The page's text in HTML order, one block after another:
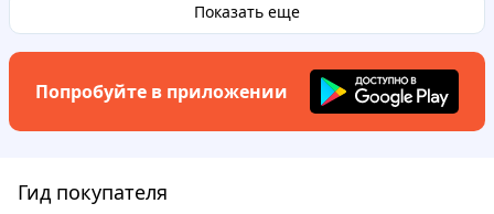
Показать еще
Попробуйте в приложении
Гид покупателя